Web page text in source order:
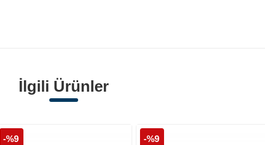
İlgili Ürünler
-%9 -%9